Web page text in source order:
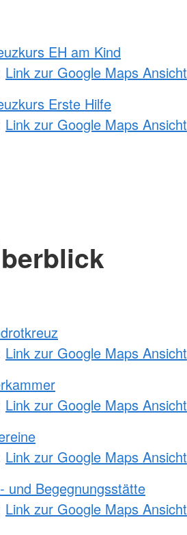
EH am Kind
Link zur Google Maps Ansicht
Erste Hilfe
Link zur Google Maps Ansicht
Link zur Google Maps Ansicht
Link zur Google Maps Ansicht
Link zur Google Maps Ansicht
und Begegnungsstätte
Link zur Google Maps Ansicht